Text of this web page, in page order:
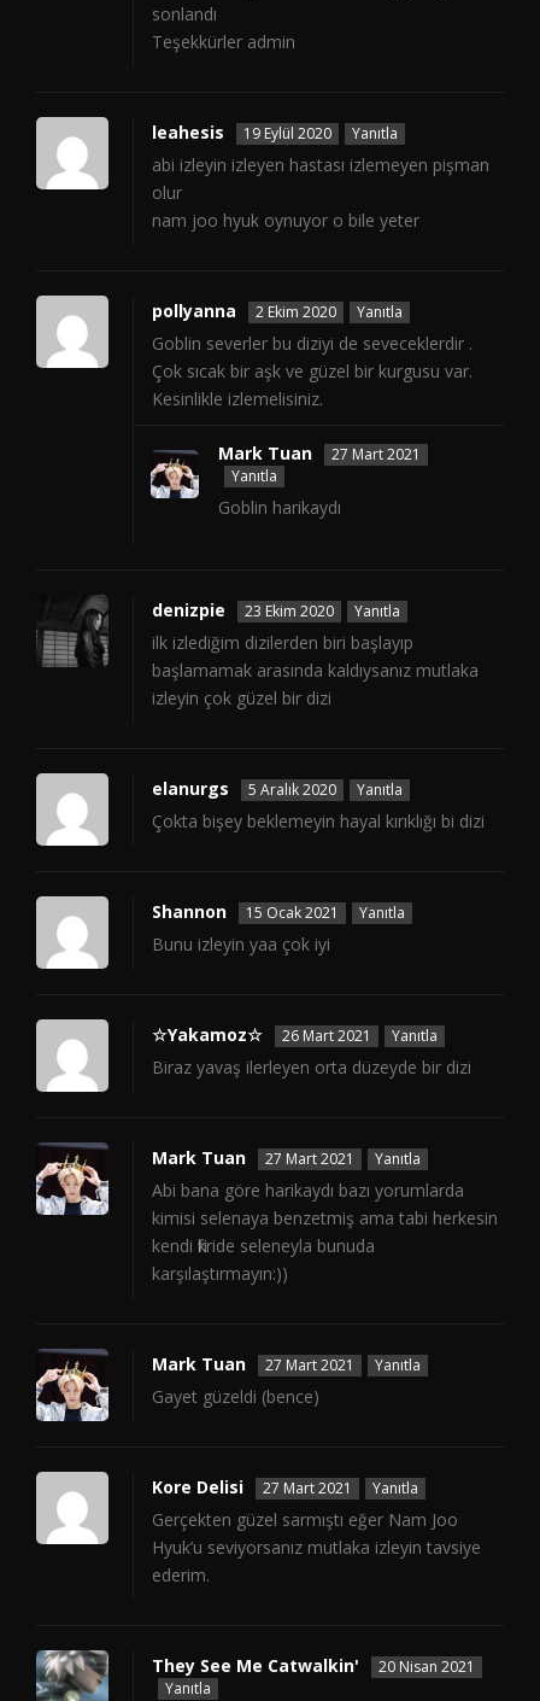
sonlandı
Teşekkürler admin
leahesis 19 Eylül 2020 Yanıtla
abi izleyin izleyen hastası izlemeyen pişman
olur
nam joo hyuk oynuyor o bile yeter
pollyanna 2 Ekim 2020 Yanıtla
Goblin severler bu diziyi de seveceklerdir .
Çok sıcak bir aşk ve güzel bir kurgusu var.
Kesinlikle izlemelisiniz.
Mark Tuan
27 Mart 2021
Yanıtla
Goblin harikaydı
denizpie 23 Ekim 2020 Yanıtla
ilk izlediğim dizilerden biri başlayıp
başlamamak arasında kaldıysanız mutlaka
izleyin çok güzel bir dizi
elanurgs 5 Aralık 2020 Yanıtla
Çokta bişey beklemeyin hayal kırıklığı bi dizi
Shannon 15 Ocak 2021 Yanıtla
Bunu izleyin yaa çok iyi
☆Yakamoz☆ 26 Mart 2021 Yanıtla
Biraz yavaş ilerleyen orta düzeyde bir dizi
Mark Tuan 27 Mart 2021 Yanıtla
Abi bana göre harikaydı bazı yorumlarda
kimisi selenaya benzetmiş ama tabi herkesin
kendi fikride seleneyla bunuda
karşılaştırmayın:))
Mark Tuan 27 Mart 2021 Yanıtla
Gayet güzeldi (bence)
Kore Delisi 27 Mart 2021 Yanıtla
Gerçekten güzel sarmıştı eğer Nam Joo
Hyuk’u seviyorsanız mutlaka izleyin tavsiye
ederim.
They See Me Catwalkin'
20 Nisan 2021
Yanıtla